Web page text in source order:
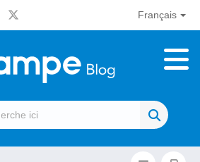
Français